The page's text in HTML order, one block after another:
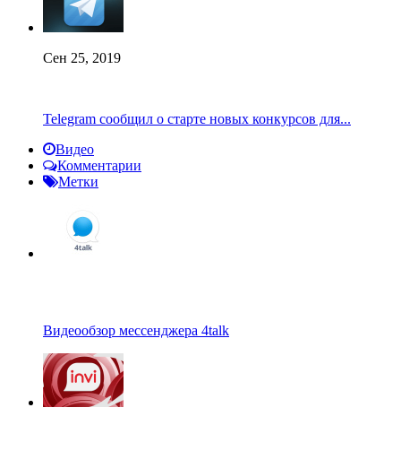
Сен 25, 2019
Telegram сообщил о старте новых конкурсов для...
Видео
Комментарии
Метки
Видеообзор мессенджера 4talk